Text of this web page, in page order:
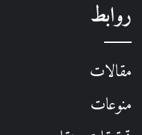
روابط
مقالات
منوعات